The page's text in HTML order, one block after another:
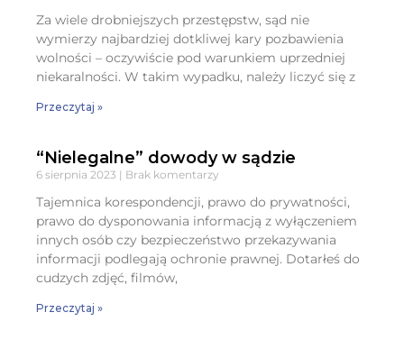
Za wiele drobniejszych przestępstw, sąd nie
wymierzy najbardziej dotkliwej kary pozbawienia
wolności – oczywiście pod warunkiem uprzedniej
niekaralności. W takim wypadku, należy liczyć się z
Przeczytaj »
“Nielegalne” dowody w sądzie
6 sierpnia 2023 Brak komentarzy
Tajemnica korespondencji, prawo do prywatności,
prawo do dysponowania informacją z wyłączeniem
innych osób czy bezpieczeństwo przekazywania
informacji podlegają ochronie prawnej. Dotarłeś do
cudzych zdjęć, filmów,
Przeczytaj »